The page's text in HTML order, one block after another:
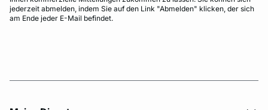
jederzeit abmelden, indem Sie auf den Link "Abmelden" klicken, der sich
am Ende jeder E-Mail befindet.